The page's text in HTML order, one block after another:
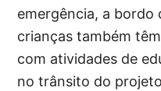
emergência, a bordo
crianças também
com atividades de
no trânsito do projeto